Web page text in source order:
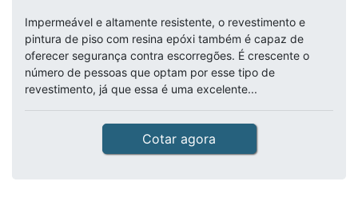
Impermeável e altamente resistente, o revestimento e
pintura de piso com resina epóxi também é capaz de
oferecer segurança contra escorregões. É crescente o
número de pessoas que optam por esse tipo de
revestimento, já que essa é uma excelente...
Cotar agora